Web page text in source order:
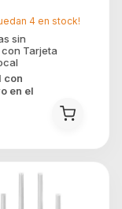
con
en el
4 en stock!